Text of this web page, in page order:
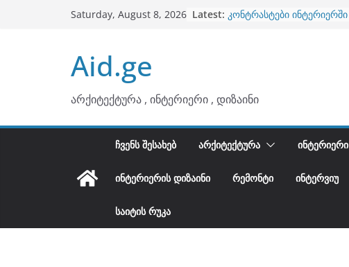
Saturday, August 8, 2026 Latest: კონტრასტები ინტერიერში
Aid.ge
არქიტექტურა , ინტერიერი , დიზაინი
ᲩᲕᲔᲜᲡ ᲨᲔᲡᲐᲮᲔᲑ ᲐᲠᲥᲘᲢᲔᲥᲢᲣᲠᲐ ᲘᲜᲢᲔᲠᲘᲔᲠᲘ
ᲘᲜᲢᲔᲠᲘᲔᲠᲘᲡ ᲓᲘᲖᲐᲘᲜᲘ ᲠᲔᲛᲝᲜᲢᲘ ᲘᲜᲢᲔᲠᲕᲘᲣ
ᲡᲐᲘᲢᲘᲡ ᲠᲣᲙᲐ